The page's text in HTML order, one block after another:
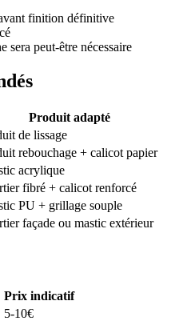
finition définitive
sera peut-être nécessaire
Produit adapté
de lissage
rebouchage + calicot papier
acrylique
fibré + calicot renforcé
PU + grillage souple
façade ou mastic extérieur
Prix indicatif
5-10€